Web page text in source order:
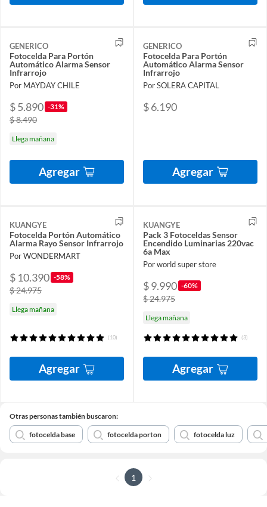
GENERICO
Fotocelda Para Portón
Automático Alarma Sensor
Infrarrojo
Por MAYDAY CHILE
$ 5.890 -31%
$ 8.490
Llega mañana
Agregar
GENERICO
Fotocelda Para Portón
Automático Alarma Sensor
Infrarrojo
Por SOLERA CAPITAL
$ 6.190
Agregar
KUANGYE
Fotocelda Portón Automático
Alarma Rayo Sensor Infrarrojo
Por WONDERMART
$ 10.390 -58%
$ 24.975
Llega mañana
(10)
Agregar
KUANGYE
Pack 3 Fotoceldas Sensor
Encendido Luminarias 220vac
6a Max
Por world super store
$ 9.990 -60%
$ 24.975
Llega mañana
(3)
Agregar
Otras personas también buscaron:
fotocelda base fotocelda porton fotocelda luz
1